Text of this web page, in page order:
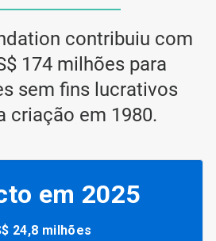
contribuiu com
174 milhões para
sem fins lucrativos
criação em 1980.
em 2025
24,8 milhões